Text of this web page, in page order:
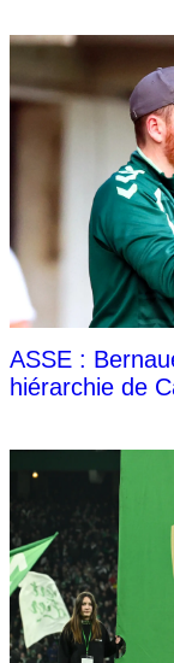
ASSE :
hiérarchie de